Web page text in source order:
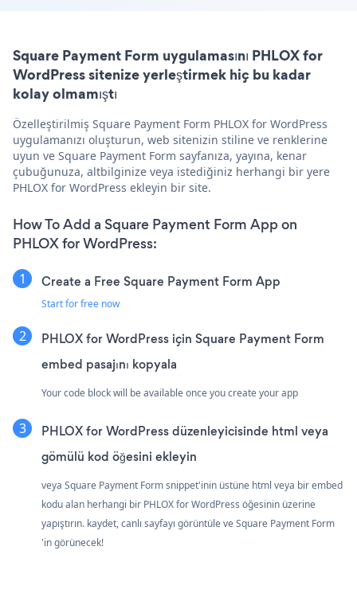
Square Payment Form uygulamasını PHLOX for
WordPress sitenize yerleştirmek hiç bu kadar
kolay olmamıştı
Özelleştirilmiş Square Payment Form PHLOX for WordPress
uygulamanızı oluşturun, web sitenizin stiline ve renklerine
uyun ve Square Payment Form sayfanıza, yayına, kenar
çubuğunuza, altbilginize veya istediğiniz herhangi bir yere
PHLOX for WordPress ekleyin bir site.
How To Add a Square Payment Form App on
PHLOX for WordPress:
Create a Free Square Payment Form App
Start for free now
PHLOX for WordPress için Square Payment Form
embed pasajını kopyala
Your code block will be available once you create your app
PHLOX for WordPress düzenleyicisinde html veya
gömülü kod öğesini ekleyin
veya Square Payment Form snippet'inin üstüne html veya bir embed
kodu alan herhangi bir PHLOX for WordPress öğesinin üzerine
yapıştırın. kaydet, canlı sayfayı görüntüle ve Square Payment Form
'in görünecek!